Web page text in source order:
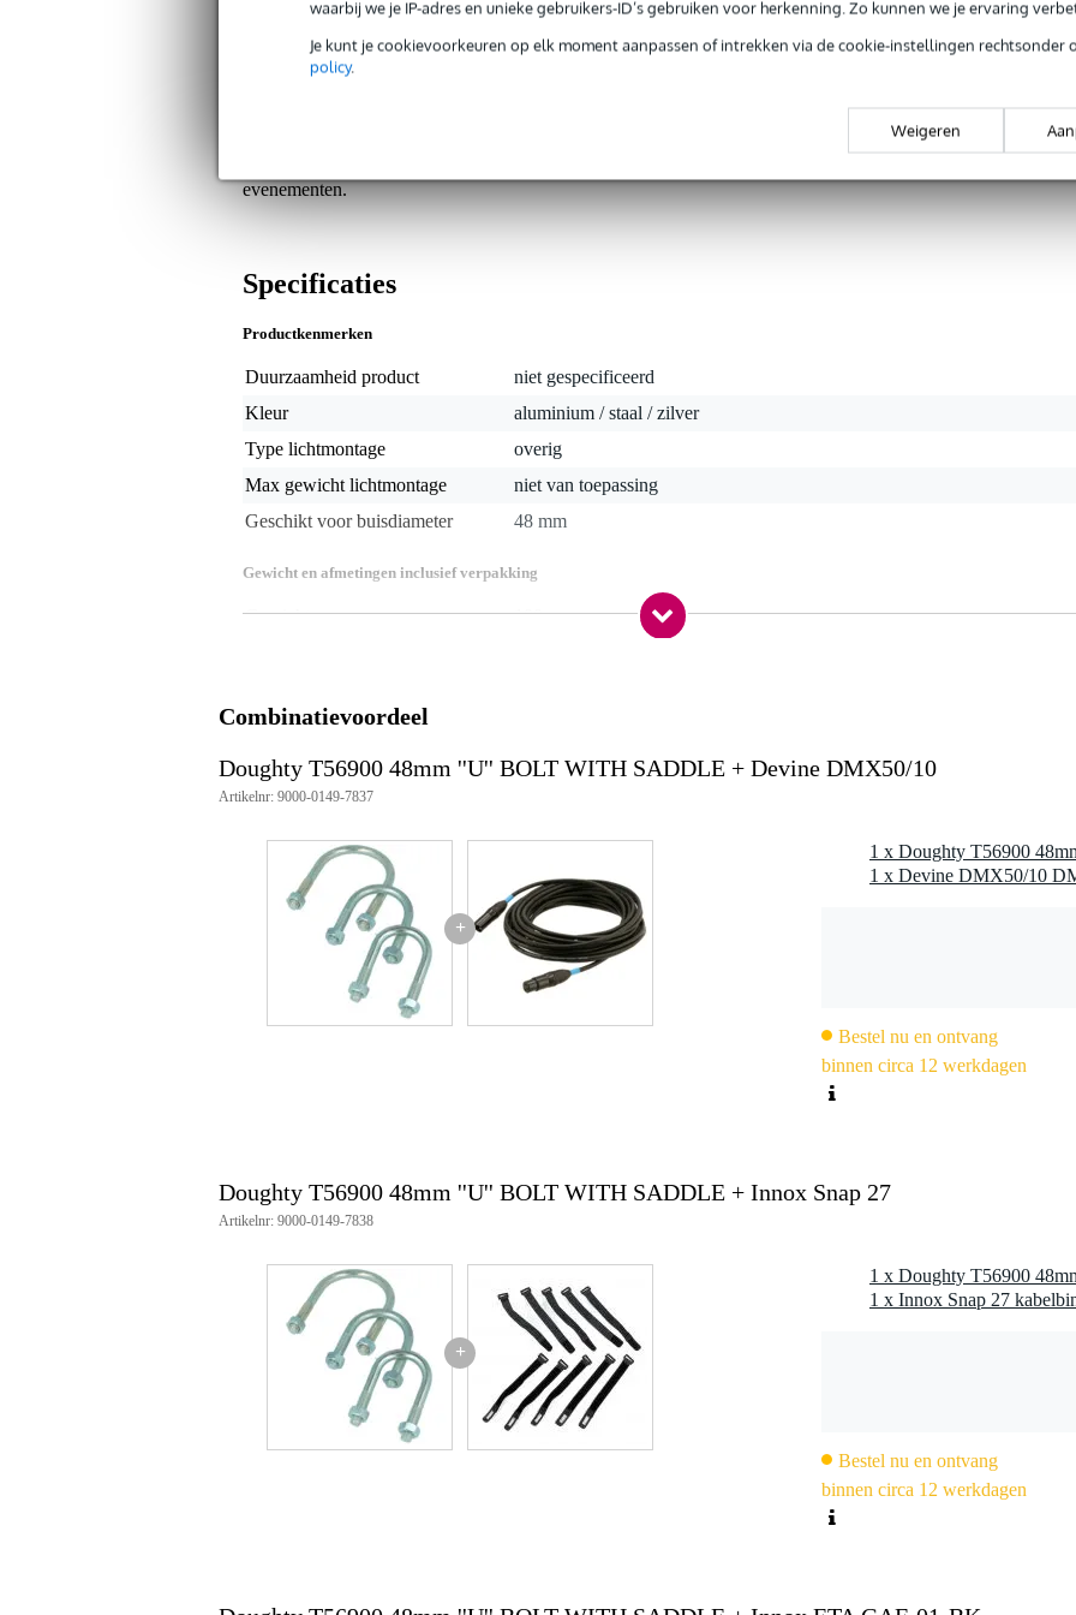
waarbij we je IP-adres en unieke gebruikers-ID’s gebruiken voor herkenning. Zo kunnen we je ervaring
Je kunt je cookievoorkeuren op elk moment aanpassen of intrekken via de cookie-instellingen rechtsonder
policy.
Weigeren
Sterk en duurzaam staal met BZP-afwerking.
(T56800) tot een compleet bevestigingssetje. Gemaakt van mild steel met een BZP-afwerking, is dit
duurzaam en geschikt voor het stevig vastzetten van buizen of truss-elementen. De bout is voorzien van M8-
evenementen.
Specificaties
Productkenmerken
Duurzaamheid product
niet gespecificeerd
Kleur
aluminium / staal / zilver
Type lichtmontage
overig
Max gewicht lichtmontage
niet van toepassing
Geschikt voor buisdiameter
48 mm
Gewicht en afmetingen inclusief verpakking
Gewicht(incl. verpakking)
100 gr
Productspecificaties
type product: 48 mm 'U'-bolt assembly met saddle
materiaal: mild steel
afwerking: BZP
diameter buis: 48 mm
schroefdraad: M8
afmetingen: 79 x 69 x 51 mm (saddle en bout gecombineerd)
compatibiliteit: geschikt voor 48 mm buizen en truss-elementen
gewicht: 0.34 kg (assemblage)
Combinatievoordeel
Doughty T56900 48mm ''U'' BOLT WITH SADDLE + Devine DMX50/10
Artikelnr: 9000-0149-7837
+
Bestel nu en ontvang
binnen circa 12 werkdagen
Doughty T56900 48mm ''U'' BOLT WITH SADDLE + Innox Snap 27
Artikelnr: 9000-0149-7838
+
Bestel nu en ontvang
binnen circa 12 werkdagen